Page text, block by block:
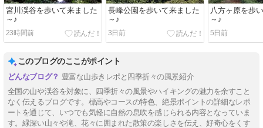
宮川渓谷を歩いて来ました
～♪
23時間前
長峰公園を歩いて来ました
～♪
3日前
八方ヶ原を歩
～♪
5日前
このブログのここがポイント
豊富な山歩きレポと四季折々の風景紹介
全国の山や渓谷を対象に、四季折々の風景やハイキングの魅力を余すこと
なく伝えるブログです。標高やコースの特色、絶景ポイントの詳細なレポ
ートを通じて、いつでも気軽に自然の息吹を感じられる内容となっていま
す。緑深い山々や滝、花々に囲まれた散策の楽しさを伝え、好奇心をくす